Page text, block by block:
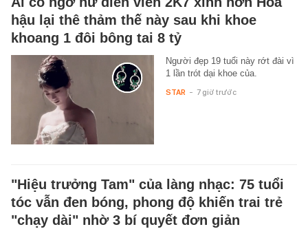
hậu lại thê thảm thế này sau khi khoe
khoang 1 đôi bông tai 8 tỷ
Người đẹp 19 tuổi này rớt đài vì
1 lần trót dại khoe của.
STAR - 7 giờ trước
"Hiệu trưởng Tam" của làng nhạc: 75 tuổi
tóc vẫn đen bóng, phong độ khiến trai trẻ
"chạy dài" nhờ 3 bí quyết đơn giản